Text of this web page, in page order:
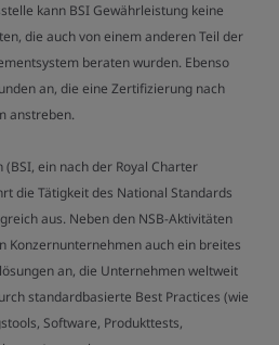
kann BSI Gewährleistung keine
die auch von einem anderen Teil der
beraten wurden. Ebenso
an, die eine Zertifizierung nach
anstreben.
ein nach der Royal Charter
die Tätigkeit des National Standards
aus. Neben den NSB-Aktivitäten
Konzernunternehmen auch ein breites
an, die Unternehmen weltweit
standardbasierte Best Practices (wie
Software, Produkttests,